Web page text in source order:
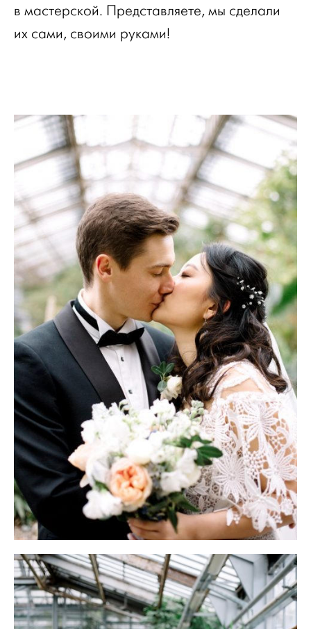
в мастерской. Представляете, мы сделали
их сами, своими руками!